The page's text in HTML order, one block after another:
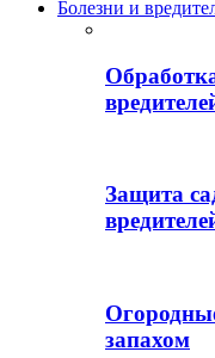
Болезни и
Защита
запахом